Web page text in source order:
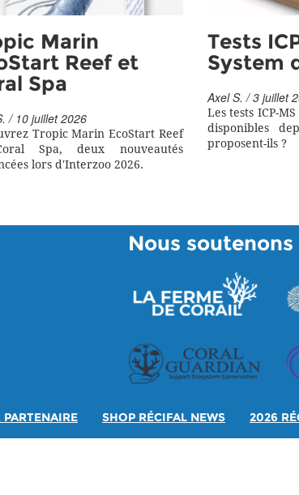
Marin
Reef et
Spa
/ 10 juillet 2026
Tropic Marin EcoStart Reef
Spa, deux nouveautés
lors d'Interzoo 2026.
Tests
System
Axel S. / 3 juillet
Les tests ICP-
disponibles
proposent-ils ?
Nous soutenons
PARTENAIRE SHOP RÉCIFAL NEWS 2026